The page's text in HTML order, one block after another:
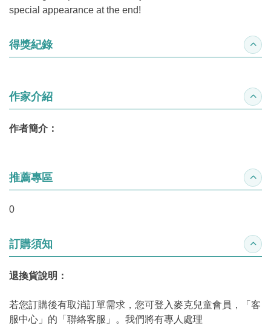
special appearance at the end!
得獎紀錄 收合
作家介紹 收合
作者簡介：
推薦專區 收合
0
訂購須知 收合
退換貨說明：
若您訂購後有取消訂單需求，您可登入麥克兒童會員，「客
服中心」的「聯絡客服」。我們將有專人處理